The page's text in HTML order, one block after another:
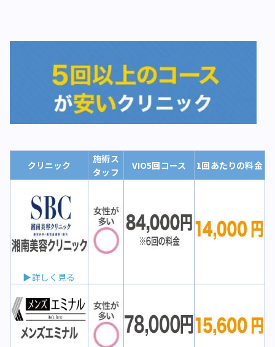
クリニック
施術ス
タッフ
VIO5回コース 1回あたりの料金
▶詳しく見る